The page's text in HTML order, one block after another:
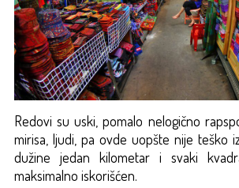
Redovi su uski, pomalo nelogično
mirisa, ljudi, pa ovde uopšte nije teško
dužine jedan kilometar i svaki
maksimalno iskorišćen.